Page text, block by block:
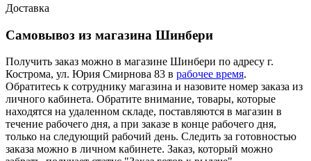
Доставка
Самовывоз из магазина Шинбери
Получить заказ можно в магазине Шинбери по адресу г.
Кострома, ул. Юрия Смирнова 83 в рабочее время.
Обратитесь к сотруднику магазина и назовите номер заказа из
личного кабинета. Обратите внимание, товары, которые
находятся на удаленном складе, поставляются в магазин в
течение рабочего дня, а при заказе в конце рабочего дня,
только на следующий рабочий день. Следить за готовностью
заказа можно в личном кабинете. Заказ, который можно